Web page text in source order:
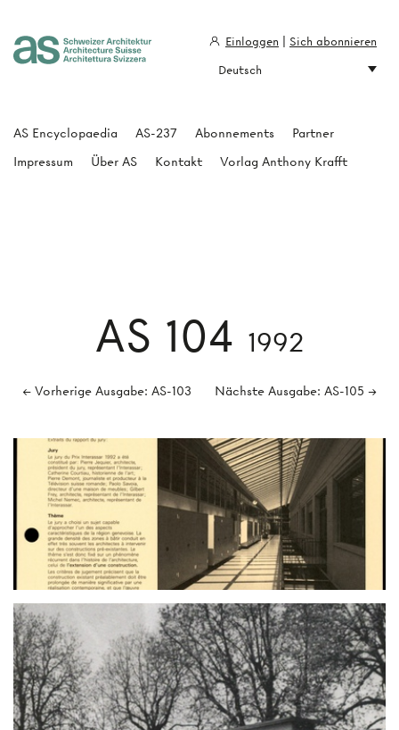
AS 104 1992
← Vorherige Ausgabe: AS-103 Nächste Ausgabe: AS-105 →
AS Encyclopaedia AS-237 Abonnements
Partner
Impressum
Über AS Kontakt Vorlag Anthony Krafft
Einloggen
Sich abonnieren
Deutsch